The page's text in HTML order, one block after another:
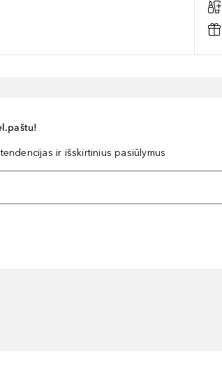
ir išskirtinius pasiūlymus